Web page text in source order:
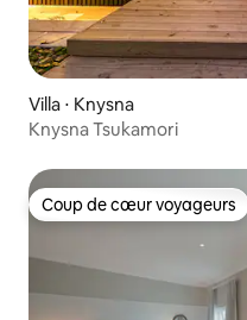
Villa ⋅ Knysna
Knysna Tsukamori
Coup de cœur voyageurs
Coup de cœur voyageurs